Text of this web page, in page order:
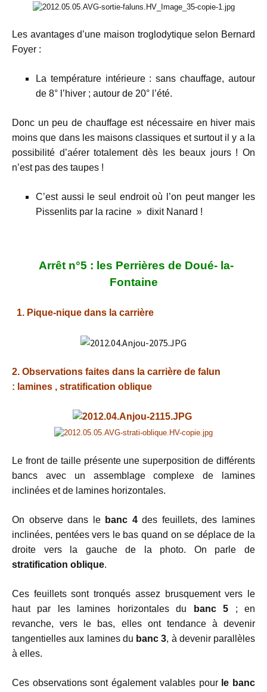
Les avantages d’une maison troglodytique selon Bernard
Foyer :
La température intérieure : sans chauffage, autour
de 8° l’hiver ; autour de 20° l’été.
Donc un peu de chauffage est nécessaire en hiver mais
moins que dans les maisons classiques et surtout il y a la
possibilité d’aérer totalement dès les beaux jours ! On
n’est pas des taupes !
C’est aussi le seul endroit où l’on peut manger les
Pissenlits par la racine » dixit Nanard !
Arrêt n°5 : les Perrières de Doué- la-
Fontaine
1. Pique-nique dans la carrière
2. Observations faites dans la carrière de falun
: lamines , stratification oblique
Le front de taille présente une superposition de différents
bancs avec un assemblage complexe de lamines
inclinées et de lamines horizontales.
On observe dans le banc 4des feuillets, des lamines
inclinées, pentées vers le bas quand on se déplace de la
droite vers la gauche de la photo. On parle de
stratification oblique.
Ces feuillets sont tronqués assez brusquement vers le
haut par les lamines horizontales du
banc 5 ; en
revanche, vers le bas, elles ont tendance à devenir
tangentielles aux lamines du banc 3, à devenir parallèles
à elles.
Ces observations sont également valables pour le banc